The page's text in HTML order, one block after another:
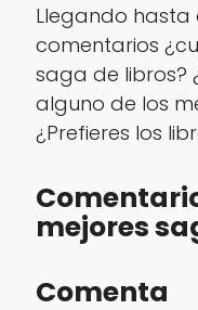
Llegando hasta
comentarios
saga de libros?
alguno de los
¿Prefieres los
mejores
Comenta